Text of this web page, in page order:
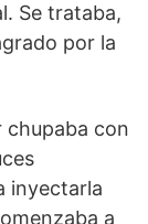
Se trataba,
por la
chupaba con
inyectarla
a